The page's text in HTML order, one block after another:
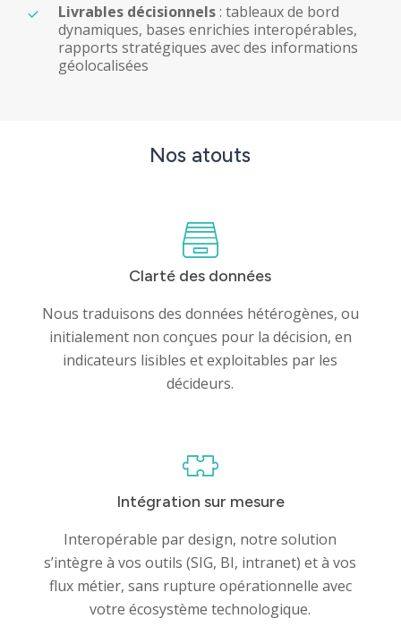
Livrables décisionnels: tableaux de bord
dynamiques, bases enrichies interopérables,
rapports stratégiques avec des informations
géolocalisées
Nos atouts
Clarté des données
Nous traduisons des données hétérogènes, ou
initialement non conçues pour la décision, en
indicateurs lisibles et exploitables par les
décideurs.
Intégration sur mesure
Interopérable par design, notre solution
s’intègre à vos outils (SIG, BI, intranet) et à vos
flux métier, sans rupture opérationnelle avec
votre écosystème technologique.
Identité
Agences